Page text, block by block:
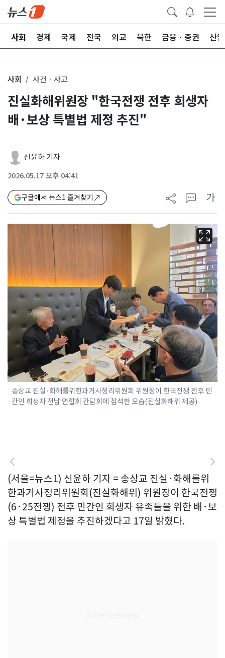
사회 경제 국제 전국 외교 북한 금융ㆍ증권 산업
사회 사건ㆍ사고
진실화해위원장 "한국전쟁 전후 희생자
배·보상 특별법 제정 추진"
신윤하 기자
2026.05.17 오후 04:41
구글에서 뉴스1 즐겨찾기 가
송상교 진실·화해를위한과거사정리위원회 위원장이 한국전쟁 전후 민
간인 희생자 전남 연합회 간담회에 참석한 모습(진실화해위 제공)
(서울=뉴스1) 신윤하 기자 = 송상교 진실·화해를위
한과거사정리위원회(진실화해위) 위원장이 한국전쟁
(6·25전쟁) 전후 민간인 희생자 유족들을 위한 배·보
상 특별법 제정을 추진하겠다고 17일 밝혔다.